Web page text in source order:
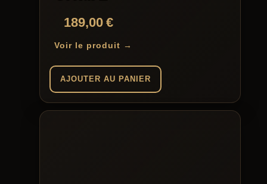
189,00€
Voir le produit →
AJOUTER AU PANIER